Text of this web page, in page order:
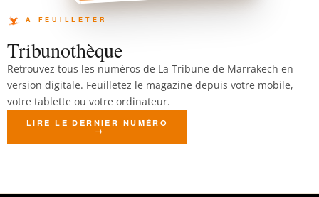
Tribunothèque
Retrouvez tous les numéros de La Tribune de Marrakech en
version digitale. Feuilletez le magazine depuis votre mobile,
votre tablette ou votre ordinateur.
LIRE LE DERNIER NUMÉRO